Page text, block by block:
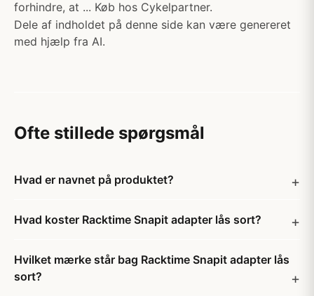
forhindre, at ... Køb hos Cykelpartner.
Dele af indholdet på denne side kan være genereret
med hjælp fra AI.
Ofte stillede spørgsmål
Hvad er navnet på produktet?
Hvad koster Racktime Snapit adapter lås sort?
Hvilket mærke står bag Racktime Snapit adapter lås
sort?